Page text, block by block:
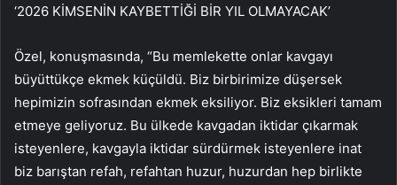
‘2026 KİMSENİN KAYBETTİĞİ BİR YIL OLMAYACAK’
Özel, konuşmasında, “Bu memlekette onlar kavgayı
büyüttükçe ekmek küçüldü. Biz birbirimize düşersek
hepimizin sofrasından ekmek eksiliyor. Biz eksikleri tamam
etmeye geliyoruz. Bu ülkede kavgadan iktidar çıkarmak
isteyenlere, kavgayla iktidar sürdürmek isteyenlere inat
biz barıştan refah, refahtan huzur, huzurdan hep birlikte